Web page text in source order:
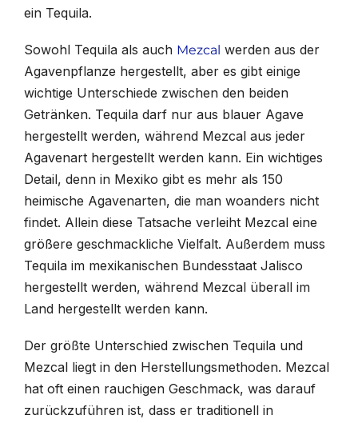
ein Tequila.
Sowohl Tequila als auch Mezcal werden aus der
Agavenpflanze hergestellt, aber es gibt einige
wichtige Unterschiede zwischen den beiden
Getränken. Tequila darf nur aus blauer Agave
hergestellt werden, während Mezcal aus jeder
Agavenart hergestellt werden kann. Ein wichtiges
Detail, denn in Mexiko gibt es mehr als 150
heimische Agavenarten, die man woanders nicht
findet. Allein diese Tatsache verleiht Mezcal eine
größere geschmackliche Vielfalt. Außerdem muss
Tequila im mexikanischen Bundesstaat Jalisco
hergestellt werden, während Mezcal überall im
Land hergestellt werden kann.
Der größte Unterschied zwischen Tequila und
Mezcal liegt in den Herstellungsmethoden. Mezcal
hat oft einen rauchigen Geschmack, was darauf
zurückzuführen ist, dass er traditionell in